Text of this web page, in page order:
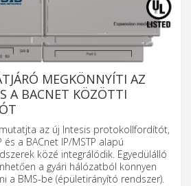
MEGKÖNNYÍTI AZ
A BACNET KÖZÖTTI
az új Intesis protokollfordítót,
a BACnet IP/MSTP alapú
közé integrálódik. Egyedülálló
a gyári hálózatból könnyen
a BMS-be (épületirányító rendszer).